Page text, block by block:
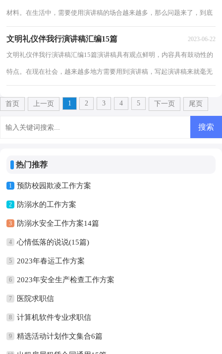
材料。在生活中，需要使用演讲稿的场合越来越多，那么问题来了，到底
文明礼仪伴我行演讲稿汇编15篇 2023-06-22
文明礼仪伴我行演讲稿汇编15篇演讲稿具有观点鲜明，内容具有鼓动性的
特点。在现在社会，越来越多地方需要用到演讲稿，写起演讲稿来就毫无
首页 上一页 1 2 3 4 5 下一页 尾页
热门推荐
1 预防校园欺凌工作方案
2 防溺水的工作方案
3 防溺水安全工作方案14篇
4 心情低落的说说(15篇)
5 2023年春运工作方案
6 2023年安全生产检查工作方案
7 医院求职信
8 计算机软件专业求职信
9 精选活动计划作文集合6篇